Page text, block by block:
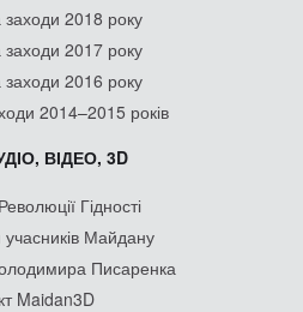
заходи 2018 року
заходи 2017 року
заходи 2016 року
2014–2015 років
ВІДЕО, 3D
Гідності
учасників Майдану
Писаренка
Maidan3D